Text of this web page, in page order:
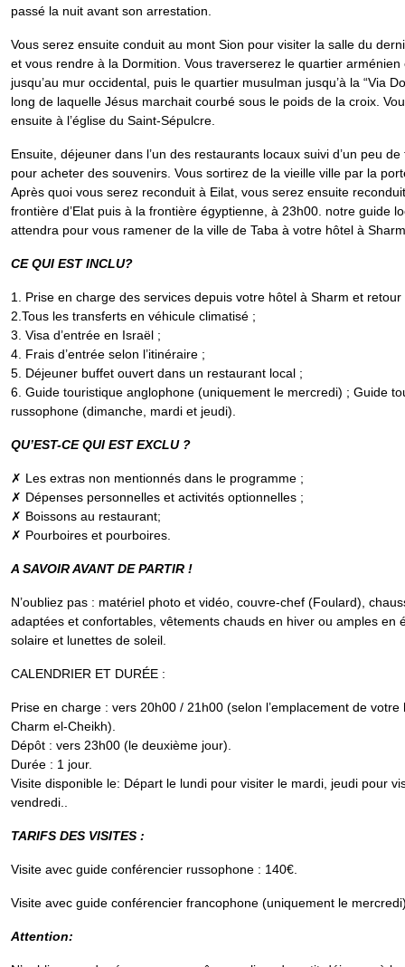
passé la nuit avant son arrestation.
Vous serez ensuite conduit au mont Sion pour visiter la salle du
et vous rendre à la Dormition. Vous traverserez le quartier arménien
jusqu’au mur occidental, puis le quartier musulman jusqu’à la “Via
long de laquelle Jésus marchait courbé sous le poids de la croix.
ensuite à l’église du Saint-Sépulcre.
Ensuite, déjeuner dans l’un des restaurants locaux suivi d’un peu
pour acheter des souvenirs. Vous sortirez de la vieille ville par la
Après quoi vous serez reconduit à Eilat, vous serez ensuite
frontière d’Elat puis à la frontière égyptienne, à 23h00. notre guide
attendra pour vous ramener de la ville de Taba à votre hôtel à
CE QUI EST INCLU?
1. Prise en charge des services depuis votre hôtel à Sharm et retour
2.Tous les transferts en véhicule climatisé ;
3. Visa d’entrée en Israël ;
4. Frais d’entrée selon l’itinéraire ;
5. Déjeuner buffet ouvert dans un restaurant local ;
6. Guide touristique anglophone (uniquement le mercredi) ; Guide
russophone (dimanche, mardi et jeudi).
QU’EST-CE QUI EST EXCLU ?
✗ Les extras non mentionnés dans le programme ;
✗ Dépenses personnelles et activités optionnelles ;
✗ Boissons au restaurant;
✗ Pourboires et pourboires.
A SAVOIR AVANT DE PARTIR !
N’oubliez pas : matériel photo et vidéo, couvre-chef (Foulard),
adaptées et confortables, vêtements chauds en hiver ou amples en
solaire et lunettes de soleil.
CALENDRIER ET DURÉE :
Prise en charge : vers 20h00 / 21h00 (selon l’emplacement de votre
Charm el-Cheikh).
Dépôt : vers 23h00 (le deuxième jour).
Durée : 1 jour.
Visite disponible le: Départ le lundi pour visiter le mardi, jeudi pour
vendredi..
TARIFS DES VISITES :
Visite avec guide conférencier russophone : 140€.
Visite avec guide conférencier francophone (uniquement le
Attention: